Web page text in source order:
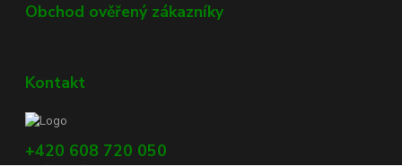
Obchod ověřený zákazníky
Kontakt
+420 608 720 050